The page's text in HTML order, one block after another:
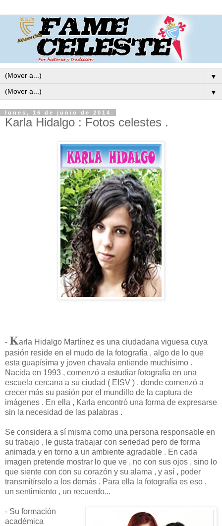
▼
▼
lunes, 16 de junio de 2014
Karla Hidalgo : Fotos celestes .
- Karla Hidalgo Martínez es una ciudadana viguesa cuya
pasión reside en el mudo de la fotografía , algo de lo que
esta guapísima y joven chavala entiende muchísimo .
Nacida en 1993 , comenzó a estudiar fotografía en una
escuela cercana a su ciudad ( EISV ) , donde comenzó a
crecer más su pasión por el mundillo de la captura de
imágenes . En ella , Karla encontró una forma de expresarse
sin la necesidad de las palabras .
Se considera a sí misma como una persona responsable en
su trabajo , le gusta trabajar con seriedad pero de forma
animada y en torno a un ambiente agradable . En cada
imagen pretende mostrar lo que ve , no con sus ojos , sino lo
que siente con con su corazón y su alama , y así , poder
transmitírselo a los demás . Para ella la fotografía es eso ,
un sentimiento , un recuerdo...
- Su formación
académica